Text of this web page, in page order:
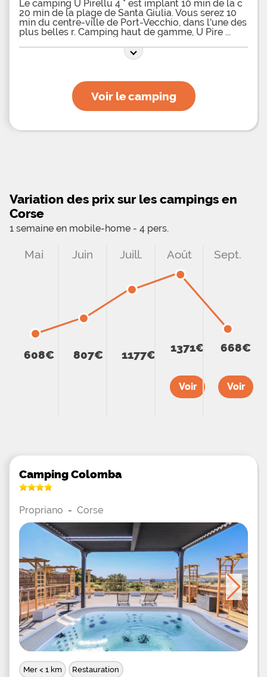
Le camping U Pirellu 4 * est implant 10 min de la c
20 min de la plage de Santa Giulia. Vous serez 10
min du centre-ville de Port-Vecchio, dans l'une des
plus belles r. Camping haut de gamme, U Pire
Voir le camping
Variation des prix sur les campings en
Corse
1 semaine en mobile-home - 4 pers.
Mai
608€
Juin
807€
Juill.
1177€
Août
1371€
Voir
Sept.
668€
Voir
Camping Colomba
Propriano - Corse
Mer < 1 km Restauration